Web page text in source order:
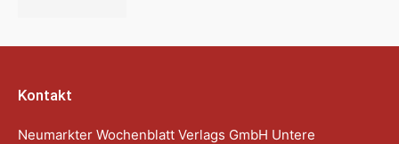
Kontakt
Neumarkter Wochenblatt Verlags GmbH Untere